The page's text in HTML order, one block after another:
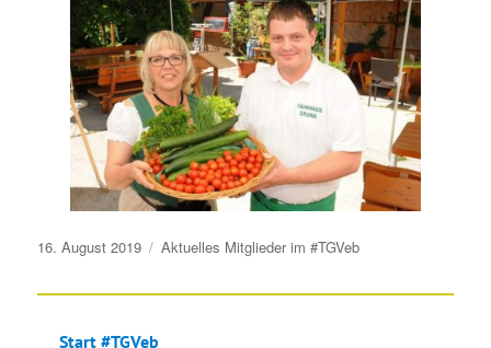
Veröffentlicht
16. August 2019 Aktuelles Mitglieder im #TGVeb
Start #TGVeb